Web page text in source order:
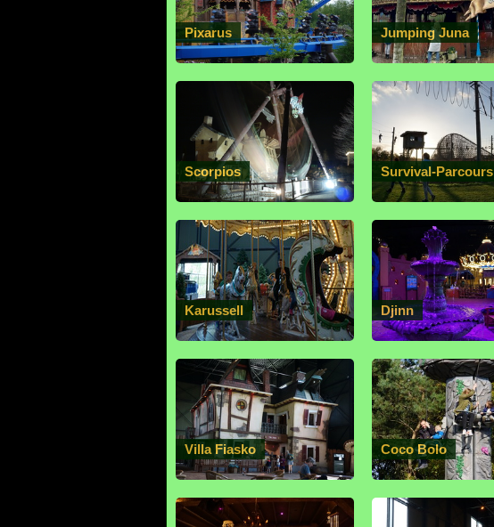
Pixarus Jumping Juna
Scorpios Survival-Parcours
Karussell Djinn
Villa Fiasko Coco Bolo